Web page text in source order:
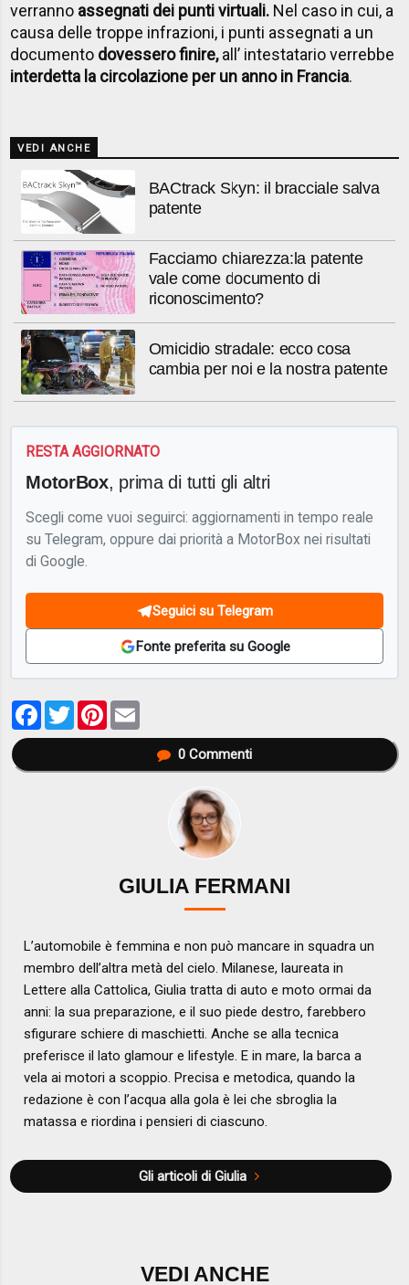
verranno assegnati dei punti virtuali. Nel caso in cui, a
causa delle troppe infrazioni, i punti assegnati a un
documento dovessero finire,all’ intestatario verrebbe
interdetta la circolazione per un anno in Francia.
VEDI ANCHE
BACtrack Skyn: il bracciale salva
patente
Facciamo chiarezza:la patente
vale come documento di
riconoscimento?
Omicidio stradale: ecco cosa
cambia per noi e la nostra patente
RESTA AGGIORNATO
MotorBox, prima di tutti gli altri
Scegli come vuoi seguirci: aggiornamenti in tempo reale
su Telegram, oppure dai priorità a MotorBox nei risultati
di Google.
Seguici su Telegram
Fonte preferita su Google
Facebook
TwitterPinterest
0Commenti
GIULIA FERMANI
L’automobile è femmina e non può mancare in squadra un
membro dell’altra metà del cielo. Milanese, laureata in
Lettere alla Cattolica, Giulia tratta di auto e moto ormai da
anni: la sua preparazione, e il suo piede destro, farebbero
sfigurare schiere di maschietti. Anche se alla tecnica
preferisce il lato glamour e lifestyle. E in mare, la barca a
vela ai motori a scoppio. Precisa e metodica, quando la
redazione è con l’acqua alla gola è lei che sbroglia la
matassa e riordina i pensieri di ciascuno.
Gli articoli di Giulia
VEDI ANCHE